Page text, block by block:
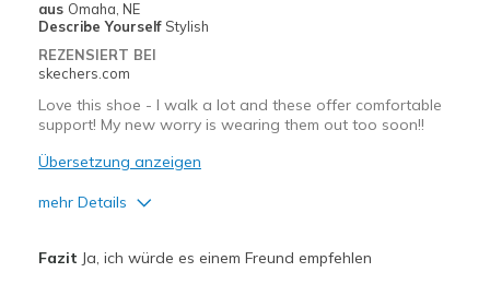
aus Omaha, NE
Describe Yourself Stylish
REZENSIERT BEI
skechers.com
Love this shoe - I walk a lot and these offer comfortable
support! My new worry is wearing them out too soon!!
Übersetzung anzeigen
mehr Details
Fazit Ja, ich würde es einem Freund empfehlen